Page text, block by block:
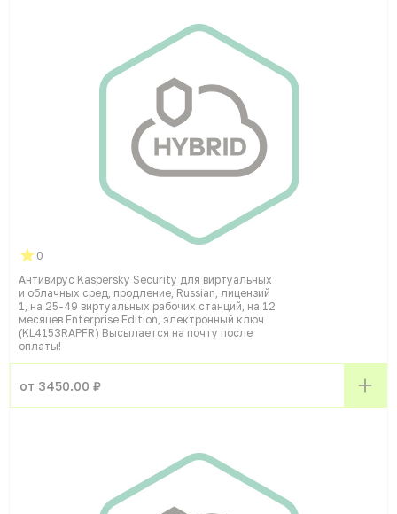
0
Антивирус Kaspersky Security для виртуальных
и облачных сред, продление, Russian, лицензий
1, на 25-49 виртуальных рабочих станций, на 12
месяцев Enterprise Edition, электронный ключ
(KL4153RAPFR) Высылается на почту после
оплаты!
от 3450.00 ₽